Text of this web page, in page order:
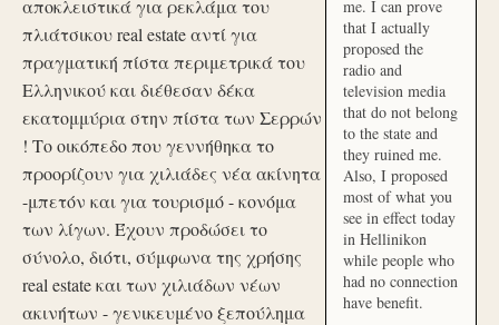
αποκλειστικά για ρεκλάμα του
πλιάτσικου real estate αντί για
πραγματική πίστα περιμετρικά του
Ελληνικού και διέθεσαν δέκα
εκατομμύρια στην πίστα των Σερρών
! Το οικόπεδο που γεννήθηκα το
προορίζουν για χιλιάδες νέα ακίνητα
-μπετόν και για τουρισμό - κονόμα
των λίγων. Έχουν προδώσει το
σύνολο, διότι, σύμφωνα της χρήσης
real estate και των χιλιάδων νέων
ακινήτων - γενικευμένο ξεπούλημα
me. I can prove
that I actually
proposed the
radio and
television media
that do not belong
to the state and
they ruined me.
Also, I proposed
most of what you
see in effect today
in Hellinikon
while people who
had no connection
have benefit.